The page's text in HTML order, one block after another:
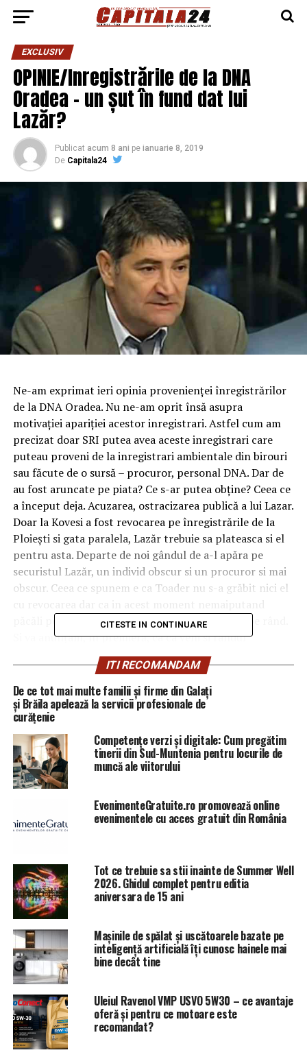
EXCLUSIV
OPINIE/Inregistrările de la DNA
Oradea – un șut în fund dat lui
Lazăr?
Publicat acum 8 ani pe ianuarie 8, 2019
De Capitala24
Ne-am exprimat ieri opinia provenienței înregistrărilor
de la DNA Oradea. Nu ne-am oprit însă asupra
motivației apariției acestor inregistrari. Astfel cum am
precizat doar SRI putea avea aceste inregistrari care
puteau proveni de la inregistrari ambientale din birouri
sau făcute de o sursă – procuror, personal DNA. Dar de
au fost aruncate pe piata? Ce s-ar putea obține? Ceea ce
a început deja. Acuzarea, ostracizarea publică a lui Lazar.
Doar la Kovesi a fost revocarea pe înregistrările de la
Ploiești si gata paralela, Lazăr trebuie sa plateasca si el
pentru asta. Departe de noi gândul de a-l apăra pe
securistul Lazăr, un individ obscur si un procuror si mai
obscur. Ceea ce spunem e ca Toader nu s-a grăbit nici el
păcăli pe nimeni SRI își sacrifică uneltele, rând pe rând.
Si va anunțam, în premieră, ca ca veni si randul
infractorilor de la Inspecția Judiciară.
Articolul
OPINIE/Inregistrările de la DNA Oradea – un
șut în fund dat lui Lazăr?
Incisiv de Prahova.
ARTICOLE PE ACEIASI TEMA:
Isărescu îl dă de gol pe Teodorovici! Cu ce a mințit
ministrul | Capitala24
Brexit. Lovitură năucitoare pentru Theresa May! Ce se
poate întâmpla / Comisarul de Prahova – Comisarul de
Prahova
CITESTE IN CONTINUARE
ITI RECOMANDAM
De ce tot mai multe familii și firme din Galați
și Brăila apelează la servicii profesionale de
curățenie
Competențe verzi și digitale: Cum pregătim
tinerii din Sud-Muntenia pentru locurile de
muncă ale viitorului
EvenimenteGratuite.ro promovează online
evenimentele cu acces gratuit din România
Tot ce trebuie sa stii inainte de Summer Well
2026. Ghidul complet pentru editia
aniversara de 15 ani
Mașinile de spălat și uscătoarele bazate pe
inteligență artificială îți cunosc hainele mai
bine decât tine
Uleiul Ravenol VMP USVO 5W30 – ce avantaje
oferă și pentru ce motoare este
recomandat?